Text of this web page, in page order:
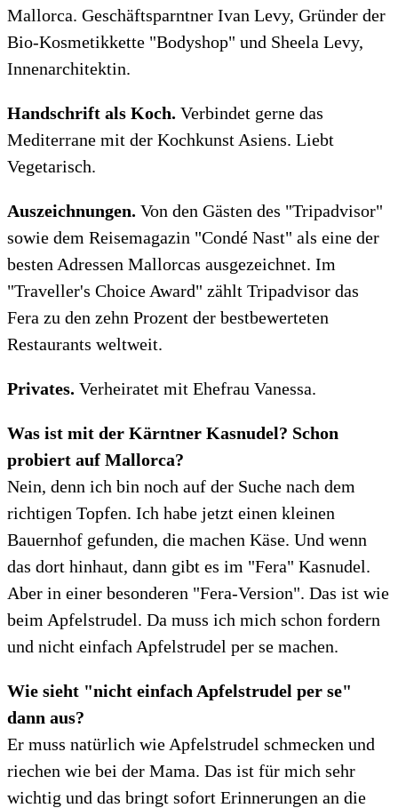
Mallorca. Geschäftsparntner Ivan Levy, Gründer der
Bio-Kosmetikkette "Bodyshop" und Sheela Levy,
Innenarchitektin.
Handschrift als Koch. Verbindet gerne das
Mediterrane mit der Kochkunst Asiens. Liebt
Vegetarisch.
Auszeichnungen. Von den Gästen des "Tripadvisor"
sowie dem Reisemagazin "Condé Nast" als eine der
besten Adressen Mallorcas ausgezeichnet. Im
"Traveller's Choice Award" zählt Tripadvisor das
Fera zu den zehn Prozent der bestbewerteten
Restaurants weltweit.
Privates. Verheiratet mit Ehefrau Vanessa.
Was ist mit der Kärntner Kasnudel? Schon
probiert auf Mallorca?
Nein, denn ich bin noch auf der Suche nach dem
richtigen Topfen. Ich habe jetzt einen kleinen
Bauernhof gefunden, die machen Käse. Und wenn
das dort hinhaut, dann gibt es im "Fera" Kasnudel.
Aber in einer besonderen "Fera-Version". Das ist wie
beim Apfelstrudel. Da muss ich mich schon fordern
und nicht einfach Apfelstrudel per se machen.
Wie sieht "nicht einfach Apfelstrudel per se"
dann aus?
Er muss natürlich wie Apfelstrudel schmecken und
riechen wie bei der Mama. Das ist für mich sehr
wichtig und das bringt sofort Erinnerungen an die